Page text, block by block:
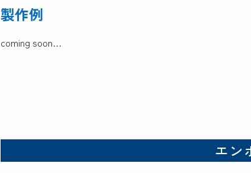
製作例
coming soon…
エン